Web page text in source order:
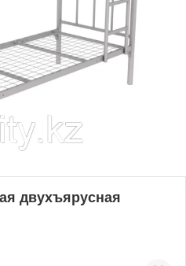
двухъярусная